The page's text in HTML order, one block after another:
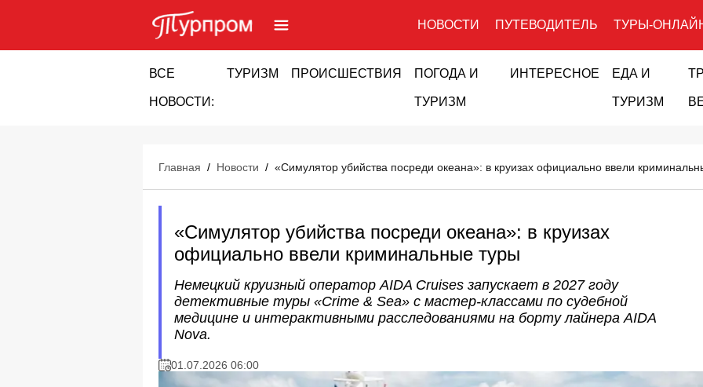
НОВОСТИ ПУТЕВОДИТЕЛЬ ТУРЫ-
ВСЕ
НОВОСТИ:
ТУРИЗМ ПРОИСШЕСТВИЯ ПОГОДА И
ТУРИЗМ
ИНТЕРЕСНОЕ ЕДА И
ТУРИЗМ
Главная / Новости / «Симулятор убийства посреди океана»: в круизах официально ввели
«Симулятор убийства посреди океана»: в круизах
официально ввели криминальные туры
Немецкий круизный оператор AIDA Cruises запускает в 2027 году
детективные туры «Crime & Sea» с мастер-классами по судебной
медицине и интерактивными расследованиями на борту лайнера AIDA
Nova.
01.07.2026 06:00